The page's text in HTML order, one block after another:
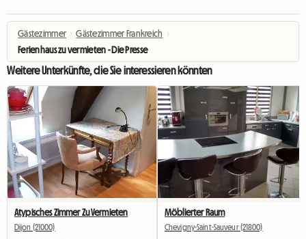
Gästezimmer › Gästezimmer Frankreich ›
Ferienhaus zu vermieten - Die Presse
Weitere Unterkünfte, die Sie interessieren könnten
Atypisches Zimmer Zu Vermieten
Dijon (21000)
Möblierter Raum
Chevigny-Saint-Sauveur (21800)